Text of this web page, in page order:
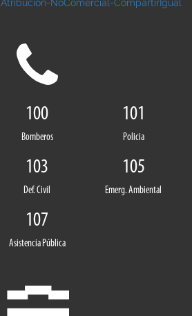
Atribución-NoComercial-CompartirIgual
100
Bomberos
101
Policia
103
Def. Civil
105
Emerg. Ambiental
107
Asistencia Pública